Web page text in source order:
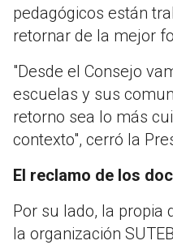
pedagógicos están
retornar de la mejor
"Desde el Consejo
escuelas y sus
retorno sea lo más
contexto", cerró la
El reclamo de los
Por su lado, la propia
la organización